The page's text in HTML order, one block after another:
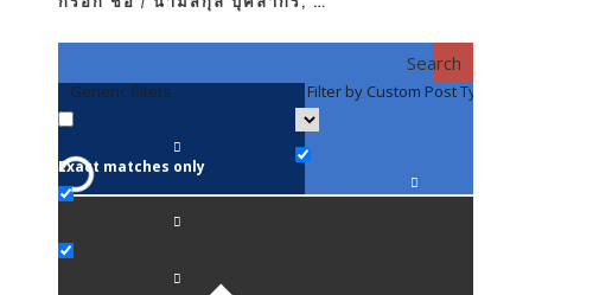
Search
Generic filters
Exact matches only
Filter by Custom Post Type